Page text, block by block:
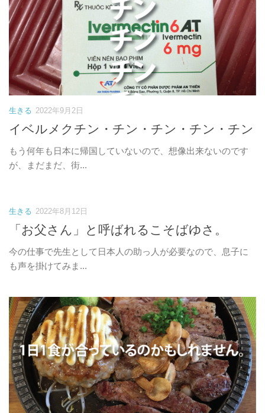
生きる 2022年9月2日
イベルメクチン・チン・チン・チン・チン
もう何年も日本に帰国していないので、想像出来ないのです
が、まだまだ、街...
生きる 2022年8月12日
「お父さん」と呼ばれるこそばゆさ。
今の仕事で先生として日本人の助っ人が必要なので、息子に
も声を掛けてみま...